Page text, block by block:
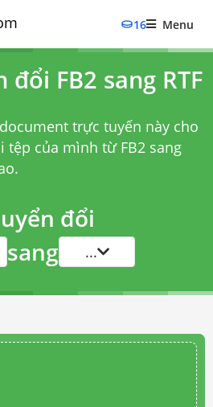
16 Menu
FB2 sang RTF
trực tuyến này cho
tệp của mình từ FB2 sang
đổi
sang ...